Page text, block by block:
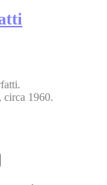
1960.